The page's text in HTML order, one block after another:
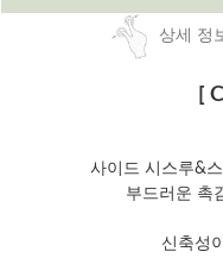
상세 정
[
사이드 시스루&
부드러운 촉
신축성